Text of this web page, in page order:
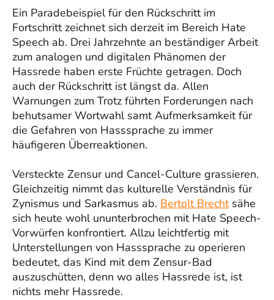
Ein Paradebeispiel für den Rückschritt im
Fortschritt zeichnet sich derzeit im Bereich Hate
Speech ab. Drei Jahrzehnte an beständiger Arbeit
zum analogen und digitalen Phänomen der
Hassrede haben erste Früchte getragen. Doch
auch der Rückschritt ist längst da. Allen
Warnungen zum Trotz führten Forderungen nach
behutsamer Wortwahl samt Aufmerksamkeit für
die Gefahren von Hasssprache zu immer
häufigeren Überreaktionen.
Versteckte Zensur und Cancel-Culture grassieren.
Gleichzeitig nimmt das kulturelle Verständnis für
Zynismus und Sarkasmus ab. Bertolt Brechtsähe
sich heute wohl ununterbrochen mit Hate Speech-
Vorwürfen konfrontiert. Allzu leichtfertig mit
Unterstellungen von Hasssprache zu operieren
bedeutet, das Kind mit dem Zensur-Bad
auszuschütten, denn wo alles Hassrede ist, ist
nichts mehr Hassrede.